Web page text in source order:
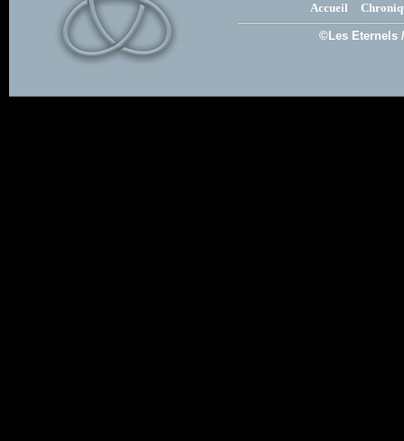
Accueil
©Les Eternels